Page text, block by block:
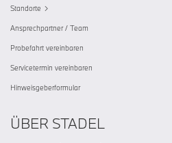
Standorte
Ansprechpartner / Team
Probefahrt vereinbaren
Servicetermin vereinbaren
Hinweisgeberformular
ÜBER STADEL